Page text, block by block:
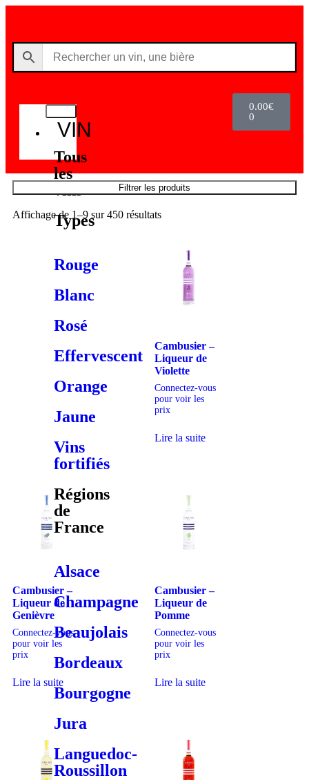
VIN
Tous
les
vins
Types
Rouge
Blanc
Rosé
Effervescent
Orange
Jaune
Vins
fortifiés
Régions
de
France
Alsace
Champagne
Beaujolais
Bordeaux
Bourgogne
Jura
Languedoc-
Roussillon
0.00€
0
Filtrer les produits
Affichage de 1–9 sur 450 résultats
Cambusier –
Liqueur de
Violette
Connectez-vous
pour voir les
prix
Lire la suite
Cambusier –
Liqueur de
Genièvre
Connectez-vous
pour voir les
prix
Lire la suite
Cambusier –
Liqueur de
Pomme
Connectez-vous
pour voir les
prix
Lire la suite